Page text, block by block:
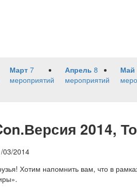
Март 7
мероприятий
Апрель 8
мероприятий
Май
on.Версия 2014,
03/2014
Хотим напомнить вам, что в